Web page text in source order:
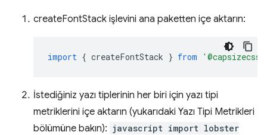
createFontStack işlevini ana paketten içe aktarın:
import { createFontStack } from
İstediğiniz yazı tiplerinin her biri için yazı tipi
metriklerini içe aktarın (yukarıdaki Yazı Tipi Metrikleri
bölümüne bakın): javascript import lobster